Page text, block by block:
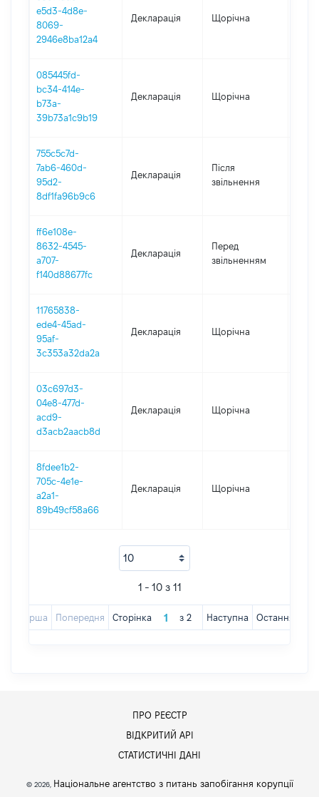
e5d3-4d8e-
8069-
2946e8ba12a4
Декларація Щорічна
085445fd-
bc34-414e-
b73a-
39b73a1c9b19
Декларація Щорічна
755c5c7d-
7ab6-460d-
95d2-
8df1fa96b9c6
Декларація
Після
звільнення
ff6e108e-
8632-4545-
a707-
f140d88677fc
Декларація
Перед
звільненням
11765838-
ede4-45ad-
95af-
3c353a32da2a
Декларація Щорічна
03c697d3-
04e8-477d-
acd9-
d3acb2aacb8d
Декларація Щорічна
8fdee1b2-
705c-4e1e-
a2a1-
89b49cf58a66
Декларація Щорічна
1 - 10 з 11
Перша Попередня Сторінка з 2 Наступна Остання
ПРО РЕЄСТР
ВІДКРИТИЙ АРІ
СТАТИСТИЧНІ ДАНІ
© 2026, Національне агентство з питань запобігання корупції